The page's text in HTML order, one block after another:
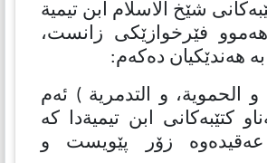
شێخ الاسلام ابن تیمیة
فێرخوازێكی زانست،
بە هەندێكیان دەكەم:
الحمویة، و التدمریة ) ئەم
كتێبەكانی ابن تیمیةدا كە
عەقیدەوە زۆر پێویست و